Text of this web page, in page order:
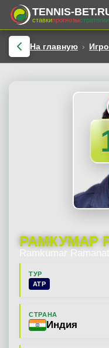
TENNIS-
ставкипрогнозыстратегии
На главную
РАМКУМАР
Ramkumar
ТУР
ATP
СТРАНА
Индия